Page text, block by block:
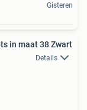
Gisteren
in maat 38 Zwart
Details